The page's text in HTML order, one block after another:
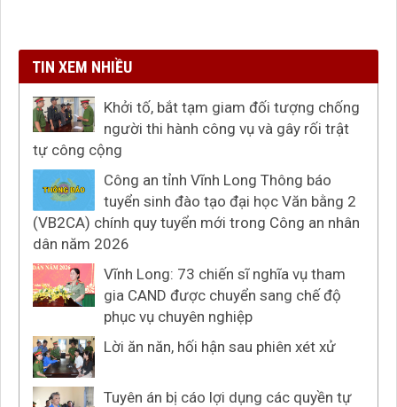
TIN XEM NHIỀU
Khởi tố, bắt tạm giam đối tượng chống
người thi hành công vụ và gây rối trật
tự công cộng
Công an tỉnh Vĩnh Long Thông báo
tuyển sinh đào tạo đại học Văn bằng 2
(VB2CA) chính quy tuyển mới trong Công an nhân
dân năm 2026
Vĩnh Long: 73 chiến sĩ nghĩa vụ tham
gia CAND được chuyển sang chế độ
phục vụ chuyên nghiệp
Lời ăn năn, hối hận sau phiên xét xử
Tuyên án bị cáo lợi dụng các quyền tự